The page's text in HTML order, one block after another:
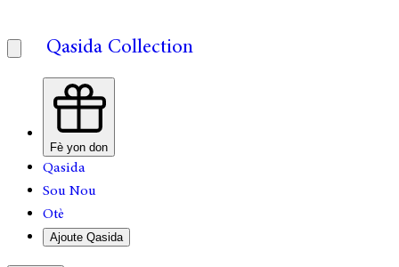
Qasida Collection
Fè yon don
Qasida
Sou Nou
Otè
Ajoute Qasida